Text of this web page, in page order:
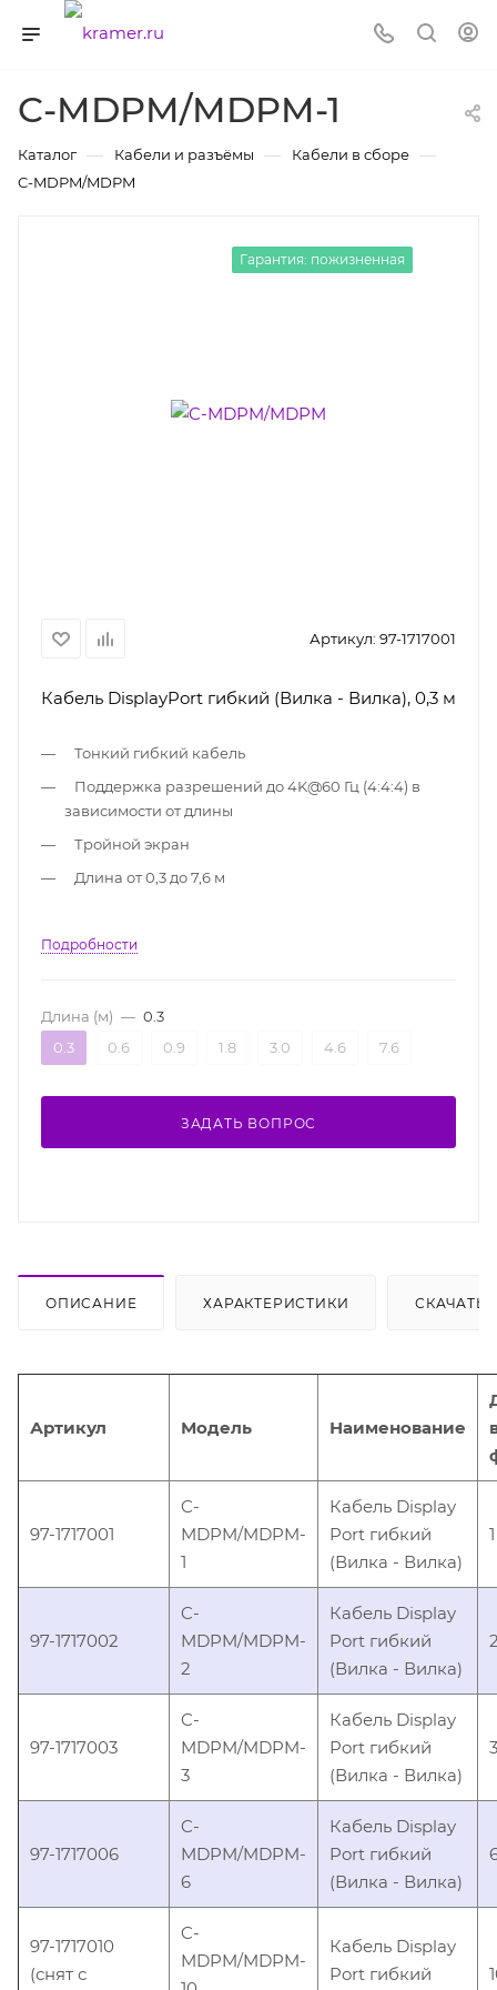
C-MDPM/MDPM-1
Каталог — Кабели и разъёмы — Кабели в сборе —
C-MDPM/MDPM
Гарантия: пожизненная
Артикул: 97-1717001
Кабель DisplayPort гибкий (Вилка - Вилка), 0,3 м
Тонкий гибкий кабель
Поддержка разрешений до 4K@60 Гц (4:4:4) в
зависимости от длины
Тройной экран
Длина от 0,3 до 7,6 м
Подробности
Длина (м) — 0.3
0.3
0.6 0.9 1.8 3.0 4.6 7.6
ЗАДАТЬ ВОПРОС
ОПИСАНИЕ ХАРАКТЕРИСТИКИ СКАЧАТЬ
Артикул Модель Наименование
97-1717001
C-
MDPM/MDPM-
1
Кабель Display
Port гибкий
(Вилка - Вилка)
1
97-1717002
C-
MDPM/MDPM-
2
Кабель Display
Port гибкий
(Вилка - Вилка)
97-1717003
C-
MDPM/MDPM-
3
Кабель Display
Port гибкий
(Вилка - Вилка)
3
97-1717006
C-
MDPM/MDPM-
6
Кабель Display
Port гибкий
(Вилка - Вилка)
97-1717010
(снят с
C-
MDPM/MDPM-
Кабель Display
Port гибкий